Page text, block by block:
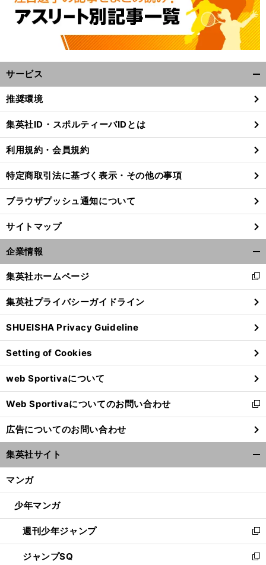
サービス
閉
る
推奨環境
集英社ID・スポルティーバIDとは
利用規約・会員規約
特定商取引法に基づく表示・その他の事項
ブラウザプッシュ通知について
サイトマップ
企業情報
閉
る
集英社ホームページ
新
し
い
ウ
ィ
ン
ド
ウ
で
開
く
集英社プライバシーガイドライン
SHUEISHA Privacy Guideline
Setting of Cookies
web Sportivaについて
Web Sportivaについてのお問い合わせ
新
し
い
ウ
ィ
ン
ウ
開
く
広告についてのお問い合わせ
集英社サイト
マンガ
少年マンガ
週刊少年ジャンプ
新
し
い
ジャンプSQ
新